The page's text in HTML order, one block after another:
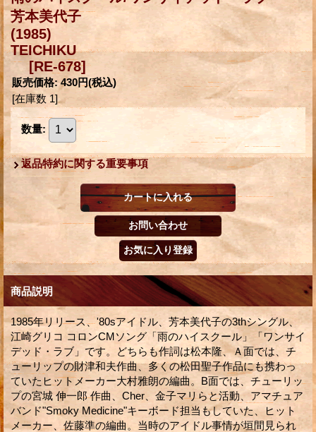
芳本美代子
(1985)
TEICHIKU
[RE-678]
販売価格: 430円(税込)
[在庫数 1]
数量:
返品特約に関する重要事項
商品説明
1985年リリース、'80sアイドル、芳本美代子の3thシングル、
江崎グリコ コロンCMソング「雨のハイスクール」「ワンサイ
デッド・ラブ」です。どちらも作詞は松本隆、Ａ面では、チ
ューリップの財津和夫作曲、多くの松田聖子作品にも携わっ
ていたヒットメーカー大村雅朗の編曲。B面では、チューリッ
プの宮城 伸一郎 作曲、Cher、金子マリらと活動、アマチュア
バンド"Smoky Medicine"キーボード担当もしていた、ヒット
メーカー、佐藤準の編曲。当時のアイドル事情が垣間見られ